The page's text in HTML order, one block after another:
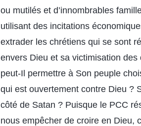
ou mutilés et d’innombrables
utilisant des incitations
extrader les chrétiens qui se sont
envers Dieu et sa victimisation
peut-Il permettre à Son peuple
qui est ouvertement contre Dieu ?
côté de Satan ? Puisque le PCC
nous empêcher de croire en Dieu,